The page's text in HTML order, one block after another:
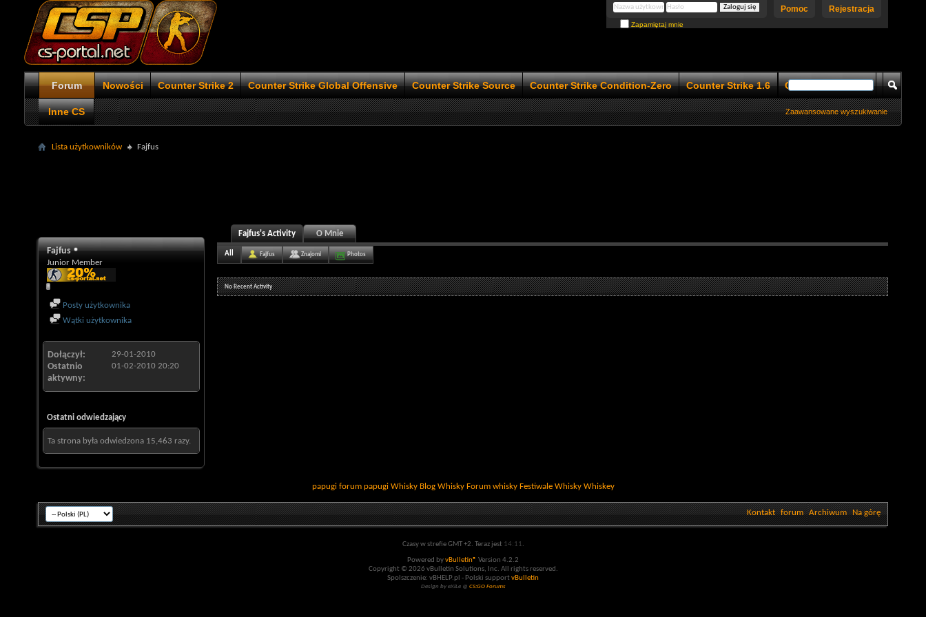
Rejestracja
Pomoc
Zapamiętaj mnie
Forum Nowości Counter Strike 2 Counter Strike Global Offensive Counter Strike Source Counter Strike Condition-Zero Counter Strike 1.6 Counter Strike 1.5
Inne CS Zaawansowane wyszukiwanie
Lista użytkowników Fajfus
Fajfus
Junior Member
Posty użytkownika
Wątki użytkownika
Dołączył 29-01-2010
Ostatnio
aktywny
01-02-2010 20:20
Ostatni odwiedzający
Ta strona była odwiedzona 15,463 razy.
Fajfus's Activity O Mnie
All Fajfus Znajomi Photos
No Recent Activity
papugi forum papugi Whisky Blog Whisky Forum whisky Festiwale Whisky Whiskey
Kontakt forum Archiwum Na górę
Czasy w strefie GMT +2. Teraz jest 14:11.
Powered byvBulletin® Version 4.2.2
Copyright © 2026 vBulletin Solutions, Inc. All rights reserved.
Spolszczenie: vBHELP.pl - Polski supportvBulletin
Design by eXiLe @ CS:GO Forums